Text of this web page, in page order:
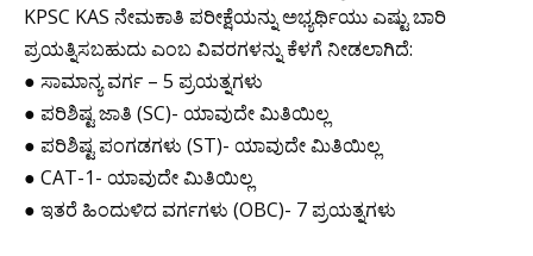
KPSC KAS ನೇಮಕಾತಿ ಪರೀಕ್ಷೆಯನ್ನು ಅಭ್ಯರ್ಥಿಯು ಎಷ್ಟು ಬಾರಿ
ಪ್ರಯತ್ನಿಸಬಹುದು ಎಂಬ ವಿವರಗಳನ್ನು ಕೆಳಗೆ ನೀಡಲಾಗಿದೆ:
● ಸಾಮಾನ್ಯ ವರ್ಗ – 5 ಪ್ರಯತ್ನಗಳು
● ಪರಿಶಿಷ್ಟ ಜಾತಿ (SC)- ಯಾವುದೇ ಮಿತಿಯಿಲ್ಲ
● ಪರಿಶಿಷ್ಟ ಪಂಗಡಗಳು (ST)- ಯಾವುದೇ ಮಿತಿಯಿಲ್ಲ
● CAT-1- ಯಾವುದೇ ಮಿತಿಯಿಲ್ಲ
● ಇತರೆ ಹಿಂದುಳಿದ ವರ್ಗಗಳು (OBC)- 7 ಪ್ರಯತ್ನಗಳು